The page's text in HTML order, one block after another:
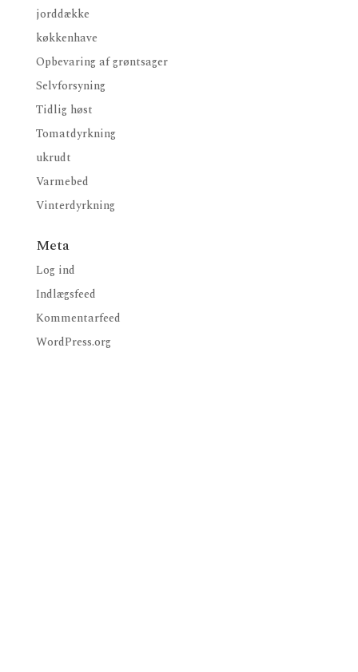
jorddække
køkkenhave
Opbevaring af grøntsager
Selvforsyning
Tidlig høst
Tomatdyrkning
ukrudt
Varmebed
Vinterdyrkning
Meta
Log ind
Indlægsfeed
Kommentarfeed
WordPress.org